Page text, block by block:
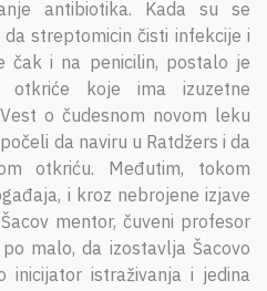
antibiotika. Kada su se
streptomicin čisti infekcije i
čak i na penicilin, postalo je
koje ima izuzetne
o čudesnom novom leku
da naviru u Ratdžers i da
otkriću. Međutim, tokom
i kroz nebrojene izjave
mentor, čuveni profesor
malo, da izostavlja Šacovo
istraživanja i jedina